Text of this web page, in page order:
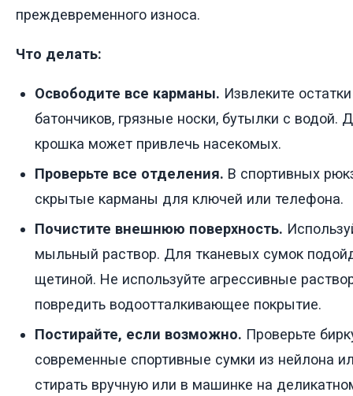
преждевременного износа.
Что делать:
Освободите все карманы. Извлеките
батончиков, грязные носки, бутылки с водой.
крошка может привлечь насекомых.
Проверьте все отделения. В спортивных
скрытые карманы для ключей или телефона.
Почистите внешнюю поверхность.
мыльный раствор. Для тканевых сумок
щетиной. Не используйте агрессивные
повредить водоотталкивающее покрытие.
Постирайте, если возможно. Проверьте
современные спортивные сумки из нейлона
стирать вручную или в машинке на